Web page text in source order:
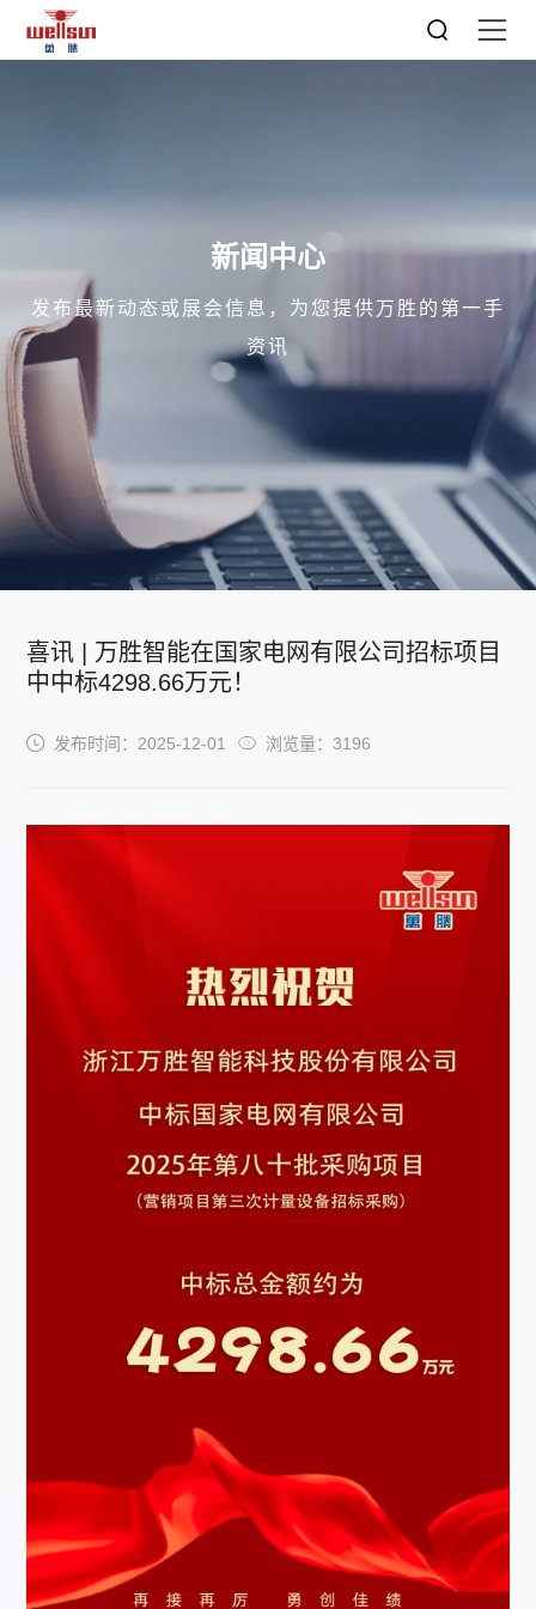
新闻中心
发布最新动态或展会信息，为您提供万胜的第一手
资讯
喜讯 | 万胜智能在国家电网有限公司招标项目
中中标4298.66万元！
发布时间：2025-12-01 浏览量：3196